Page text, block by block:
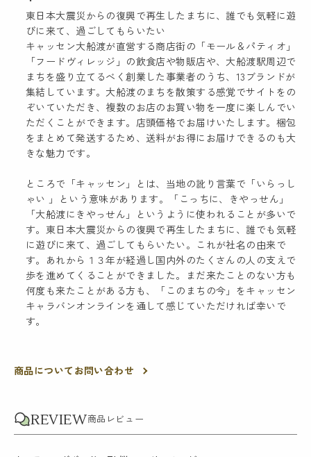
東日本大震災からの復興で再生したまちに、誰でも気軽に遊
びに来て、過ごしてもらいたい
キャッセン大船渡が直営する商店街の「モール＆パティオ」
「フードヴィレッジ」の飲食店や物販店や、大船渡駅周辺で
まちを盛り立てるべく創業した事業者のうち、13ブランドが
集結しています。大船渡のまちを散策する感覚でサイトをの
ぞいていただき、複数のお店のお買い物を一度に楽しんでい
ただくことができます。店頭価格でお届けいたします。梱包
をまとめて発送するため、送料がお得にお届けできるのも大
きな魅力です。
ところで「キャッセン」とは、当地の訛り言葉で「いらっし
ゃい 」という意味があります。「こっちに、きやっせん」
「大船渡にきやっせん」というように使われることが多いで
す。東日本大震災からの復興で再生したまちに、誰でも気軽
に遊びに来て、過ごしてもらいたい。これが社名の由来で
す。あれから１３年が経過し国内外のたくさんの人の支えで
歩を進めてくることができました。まだ来たことのない方も
何度も来たことがある方も、「このまちの今」をキャッセン
キャラバンオンラインを通して感じていただければ幸いで
す。
商品についてお問い合わせ
REVIEW商品レビュー